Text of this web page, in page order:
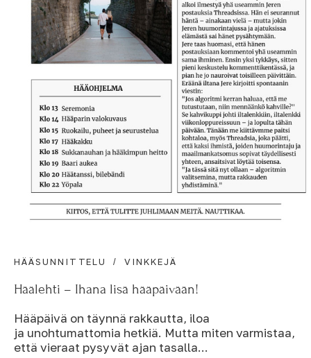
HÄÄSUNNITTELU VINKKEJÄ
Häälehti – Ihana lisä hääpäivään!
Hääpäivä on täynnä rakkautta, iloa
ja unohtumattomia hetkiä. Mutta miten varmistaa,
että vieraat pysyvät ajan tasalla...